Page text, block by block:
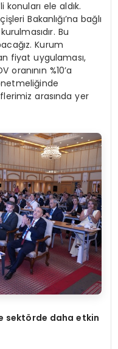
ele aldık.
Bakanlığı’na bağlı
Bu
Kurum
fiyat uygulaması,
oranının %10’a
arasında yer
sektörde daha etkin